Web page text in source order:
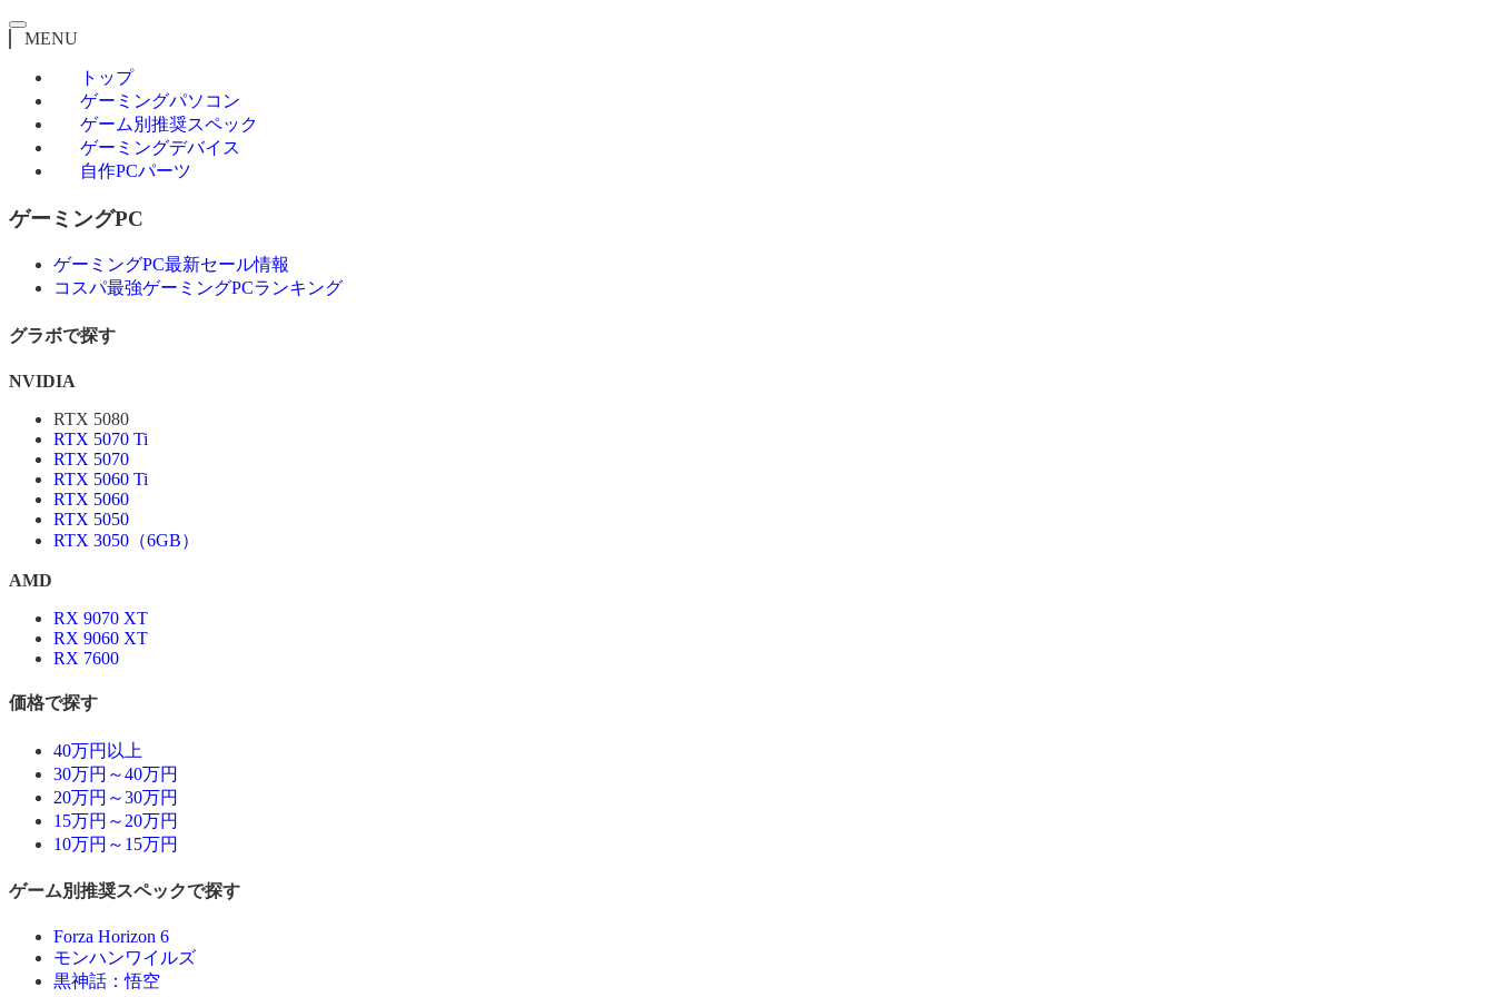
MENU
トップ
ゲーミングパソコン
ゲーム別推奨スペック
ゲーミングデバイス
自作PCパーツ
ゲーミングPC
ゲーミングPC最新セール情報
コスパ最強ゲーミングPCランキング
グラボで探す
NVIDIA
RTX 5080
RTX 5070 Ti
RTX 5070
RTX 5060 Ti
RTX 5060
RTX 5050
RTX 3050（6GB）
AMD
RX 9070 XT
RX 9060 XT
RX 7600
価格で探す
40万円以上
30万円～40万円
20万円～30万円
15万円～20万円
10万円～15万円
ゲーム別推奨スペックで探す
Forza Horizon 6
モンハンワイルズ
黒神話：悟空